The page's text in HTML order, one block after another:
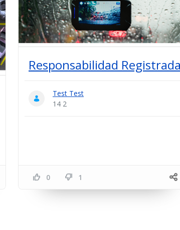
Responsabilidad
Test Test
14 2
0 1